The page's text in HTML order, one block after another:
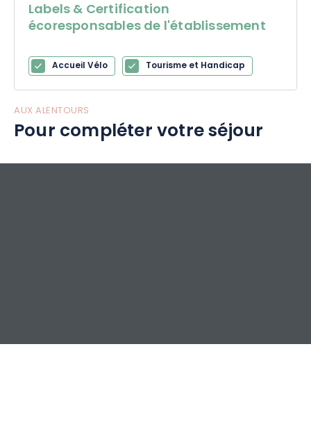
Labels & Certification
écoresponsables de l'établissement
Accueil Vélo Tourisme et Handicap
AUX ALENTOURS
Pour compléter votre séjour